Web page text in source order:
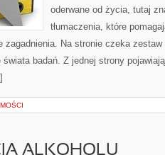
oderwane od życia, tutaj
tłumaczenia, które
zagadnienia. Na stronie czeka
badań. Z jednej strony
ALKOHOLU